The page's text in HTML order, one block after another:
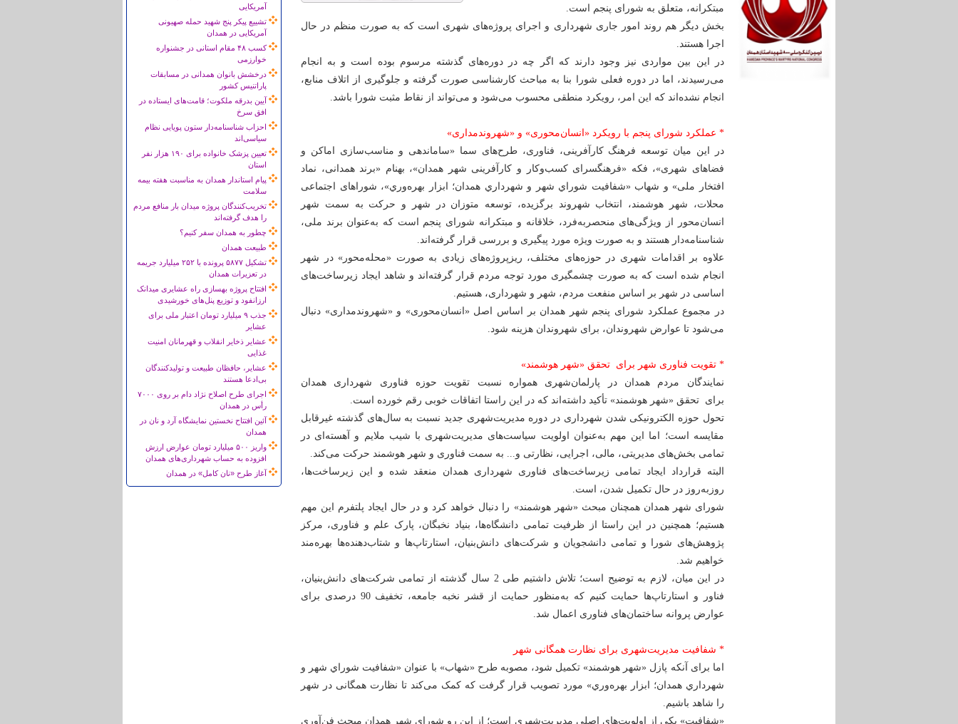
آمریکایی
تشییع پیکر پنج شهید حمله صهیونی
آمریکایی در همدان
کسب ۴۸ مقام استانی در جشنواره
خوارزمی
درخشش بانوان همدانی در مسابقات
پاراتنیس کشور
آیین بدرقه ملکوت؛ قامت‌های ایستاده در
افق سرخ
احزاب شناسنامه‌دار ستون پویایی نظام
سیاسی‌اند
تعیین پزشک خانواده برای ۱۹۰ هزار نفر
استان
پیام استاندار همدان به مناسبت هفته بیمه
سلامت
تخریب‌کنندگان پروژه میدان بار منافع مردم
را هدف گرفته‌اند
چطور به همدان سفر کنیم؟
طبیعت همدان
تشکیل ۵۸۷۷ پرونده با ۲۵۲ میلیارد جریمه
در تعزیرات همدان
افتتاح پروژه بهسازی راه عشایری میدانک
ارزانفود و توزیع پنل‌های خورشیدی
جذب ۹ میلیارد تومان اعتبار ملی برای
عشایر
عشایر ذخایر انقلاب و قهرمانان امنیت
غذایی
عشایر، حافظان طبیعت و تولیدکنندگان
بی‌ادعا هستند
اجرای طرح اصلاح نژاد دام بر روی ۷۰۰۰
رأس در همدان
آئین افتتاح نخستین نمایشگاه آرد و نان در
همدان
واریز ۵۰۰ میلیارد تومان عوارض ارزش
افزوده به حساب شهرداری‌های همدان
آغاز طرح «نان کامل» در همدان
مبتکرانه، متعلق به شورای پنجم است.
بخش دیگر هم روند امور جاری شهرداری و اجرای پروژ‌ه‌های شهری است که به صورت منظم در حال
اجرا هستند.
در این بین مواردی نیز وجود دارند که اگر چه در دوره‌های گذشته مرسوم بوده است و به انجام
می‌رسیدند، اما در دوره فعلی شورا بنا به مباحث کارشناسی صورت گرفته و جلوگیری از اتلاف منابع،
انجام نشده‌اند که این امر، رویکرد منطقی محسوب می‌شود و می‌تواند از نقاط مثبت شورا باشد.
* عملکرد شورای پنجم با رویکرد «انسان‌محوری» و «شهروندمداری»
در این میان توسعه فرهنگ کارآفرینی، فناوری، طرح‌های سما «ساماندهی و مناسب‌سازی اماکن و
فضاهای شهری»، فکه «فرهنگسرای کسب‌وکار و کارآفرینی شهر همدان»، بهنام «برند همدانی، نماد
افتخار ملی» و شهاب «شفافيت شوراي شهر و شهرداري همدان؛ ابزار بهره‌‌وري»، شوراهای اجتماعی
محلات، شهر هوشمند، انتخاب شهروند برگزیده، توسعه متوزان در شهر و حرکت به سمت شهر
انسان‌محور از ویژگی‌های منحصربه‌فرد، خلاقانه و مبتکرانه شورای پنجم است که به‌عنوان برند ملی،
شناسنامه‌دار هستند و به صورت ویژه مورد پیگیری و بررسی قرار گرفته‌اند.
علاوه بر اقدامات شهری در حوزه‌های مختلف، ریزپروژه‌های زیادی به صورت «محله‌محور» در شهر
انجام شده است که به صورت چشمگیری مورد توجه مردم قرار گرفته‌اند و شاهد ایجاد زیرساخت‌های
اساسی در شهر بر اساس منفعت مردم، شهر و شهرداری، هستیم.
در مجموع عملکرد شورای پنجم شهر همدان بر اساس اصل «انسان‌محوری» و «شهروندمداری» دنبال
می‌شود تا عوارض شهروندان، برای شهروندان هزینه شود.
* تقویت فناوری شهر برای تحقق «شهر هوشمند»
نمایندگان مردم همدان در پارلمان‌شهری همواره نسبت تقویت حوزه فناوری شهرداری همدان
برای تحقق «شهر هوشمند» تأکید داشته‌اند که در این راستا اتفاقات خوبی رقم خورده است.
تحول حوزه الکترونیکی شدن شهرداری در دوره مدیریت‌شهری جدید نسبت به سال‌های گذشته غیرقابل
مقایسه است؛ اما این مهم به‌عنوان اولویت سیاست‌های مدیریت‌شهری با شیب ملایم و آهسته‌ای در
تمامی بخش‌های مدیریتی، مالی، اجرایی، نظارتی و... به سمت فناوری و شهر هوشمند حرکت می‌کند.
البته قرارداد ایجاد تمامی زیرساخت‌های فناوری شهرداری همدان منعقد شده و این زیرساخت‌ها،
روزبه‌روز در حال تکمیل شدن، است.
شورای شهر همدان همچنان مبحث «شهر هوشمند» را دنبال خواهد کرد و در حال ایجاد پلتفرم این مهم
هستیم؛ همچنین در این راستا از ظرفیت تمامی دانشگاه‌ها، بنیاد نخبگان، پارک علم و فناوری، مرکز
پژوهش‌های شورا و تمامی دانشجویان و شرکت‌های دانش‌بنیان، استارتاپ‌ها و شتاب‌دهنده‌ها بهره‌مند
خواهیم شد.
در این میان، لازم به توضیح است؛ تلاش داشتیم طی 2 سال گذشته از تمامی شرکت‌های دانش‌بنیان،
فناور و استارتاپ‌ها حمایت کنیم که به‌منظور حمایت از قشر نخبه جامعه، تخفیف 90 درصدی برای
عوارض پروانه ساختمان‌های فناوری اعمال شد.
* شفافیت مدیریت‌شهری برای نظارت همگانی شهر
اما برای آنکه پازل «شهر هوشمند» تکمیل‌ شود، مصوبه طرح‌ «شهاب» با عنوان «شفافيت شوراي شهر و
شهرداري همدان؛ ابزار بهره‌‌وري» مورد تصویب قرار گرفت که کمک می‌کند تا نظارت همگانی در شهر
را شاهد باشیم.
«شفافیت» یکی از اولویت‌های اصلی مدیریت‌شهری است؛ از این رو شورای شهر همدان مبحث فن‌آوری